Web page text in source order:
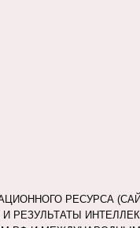
РЕСУРСА (САЙТ